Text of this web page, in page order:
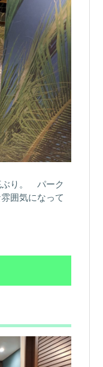
ぶり。 パーク
囲気になって